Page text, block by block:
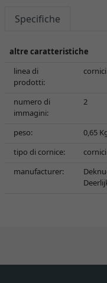
Specifiche
altre caratteristiche
linea di
prodotti:
numero di
immagini:
2
peso:
0,65
tipo di cornice:
manufacturer: